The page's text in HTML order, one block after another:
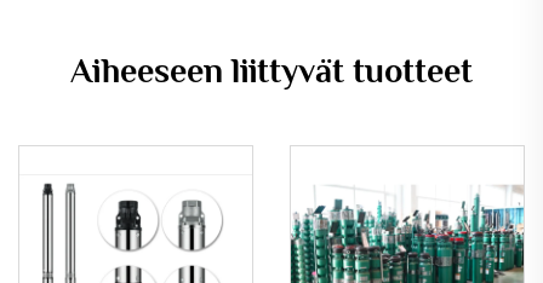
Aiheeseen liittyvät tuotteet